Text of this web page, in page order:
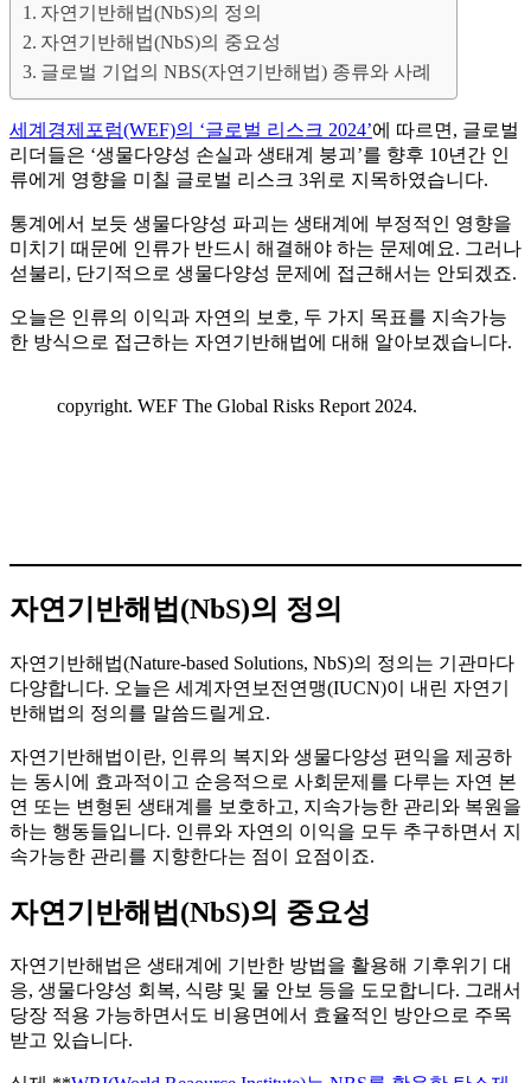
자연기반해법(NbS)의 정의
자연기반해법(NbS)의 중요성
글로벌 기업의 NBS(자연기반해법) 종류와 사례
세계경제포럼(WEF)의 ‘글로벌 리스크 2024’에 따르면, 글로벌
리더들은 ‘생물다양성 손실과 생태계 붕괴’를 향후 10년간 인
류에게 영향을 미칠 글로벌 리스크 3위로 지목하였습니다.
통계에서 보듯 생물다양성 파괴는 생태계에 부정적인 영향을
미치기 때문에 인류가 반드시 해결해야 하는 문제예요. 그러나
섣불리, 단기적으로 생물다양성 문제에 접근해서는 안되겠죠.
오늘은 인류의 이익과 자연의 보호, 두 가지 목표를 지속가능
한 방식으로 접근하는 자연기반해법에 대해 알아보겠습니다.
copyright. WEF The Global Risks Report 2024.
자연기반해법(NbS)의 정의
자연기반해법(Nature-based Solutions, NbS)의 정의는 기관마다
다양합니다. 오늘은 세계자연보전연맹(IUCN)이 내린 자연기
반해법의 정의를 말씀드릴게요.
자연기반해법이란, 인류의 복지와 생물다양성 편익을 제공하
는 동시에 효과적이고 순응적으로 사회문제를 다루는 자연 본
연 또는 변형된 생태계를 보호하고, 지속가능한 관리와 복원을
하는 행동들입니다. 인류와 자연의 이익을 모두 추구하면서 지
속가능한 관리를 지향한다는 점이 요점이죠.
자연기반해법(NbS)의 중요성
자연기반해법은 생태계에 기반한 방법을 활용해 기후위기 대
응, 생물다양성 회복, 식량 및 물 안보 등을 도모합니다. 그래서
당장 적용 가능하면서도 비용면에서 효율적인 방안으로 주목
받고 있습니다.